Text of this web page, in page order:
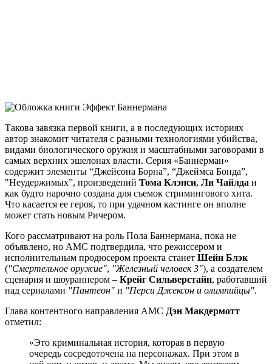
Такова завязка первой книги, а в последующих историях
автор знакомит читателя с разными технологиями убийства,
видами биологического оружия и масштабными заговорами в
самых верхних эшелонах власти. Серия «Баннерман»
содержит элементы “Джейсона Борна”, “Джеймса Бонда”,
"Неудержимых”, произведений Тома Клэнси, Ли Чайлда и
как будто нарочно создана для съемок стримингового хита.
Что касается ее героя, то при удачном кастинге он вполне
может стать новым Ричером.
Кого рассматривают на роль Пола Баннермана, пока не
объявлено, но AMC подтвердила, что режиссером и
исполнительным продюсером проекта станет Шейн Блэк
("Смертельное оружие", "Железный человек 3"), а создателем
сценария и шоураннером – Крейг Сильверстайн, работавший
над сериалами "Пантеон" и "Перси Джексон и олимпийцы".
Глава контентного направления AMC Дэн Макдермотт
отметил:
«Это криминальная история, которая в первую
очередь сосредоточена на персонажах. При этом в